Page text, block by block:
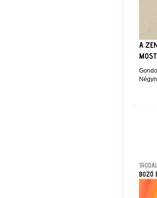
A
BOZÓ